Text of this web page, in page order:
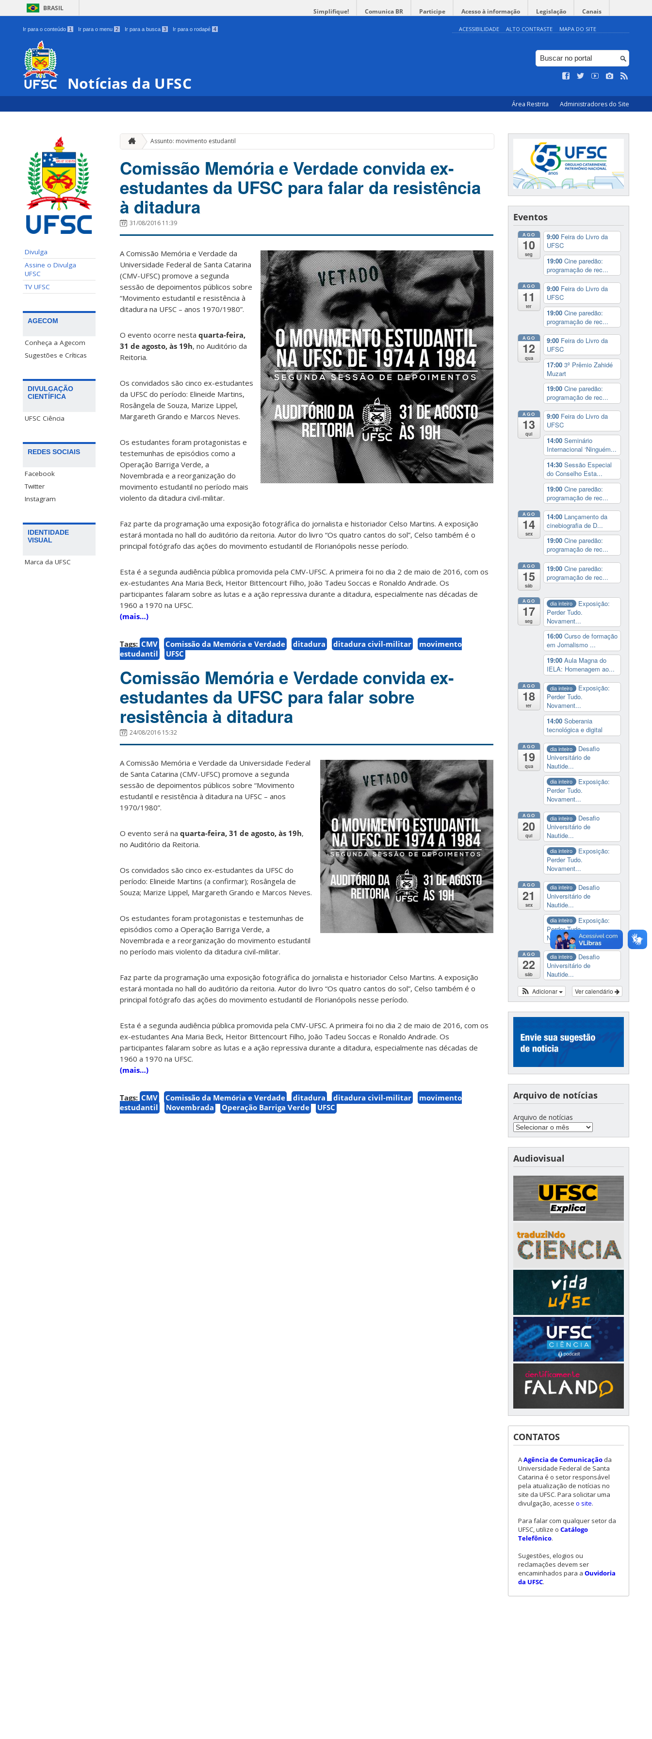
BRASIL Simplifique! Comunica BR Participe Acesso à informação Legislação Canais
Ir para o conteúdo 1 Ir para o menu 2 Ir para a busca 3 Ir para o rodapé 4 ACESSIBILIDADE ALTO CONTRASTE MAPA DO SITE
Notícias da UFSC
Área Restrita Administradores do Site
Divulga
Assine o Divulga
UFSC
TV UFSC
AGECOM
Conheça a Agecom
Sugestões e Críticas
DIVULGAÇÃO
CIENTÍFICA
UFSC Ciência
REDES SOCIAIS
Facebook
Twitter
Instagram
IDENTIDADE
VISUAL
Marca da UFSC
Assunto: movimento estudantil
Comissão Memória e Verdade convida ex-
estudantes da UFSC para falar da resistência
à ditadura
31/08/2016 11:39
A Comissão Memória e Verdade da
Universidade Federal de Santa Catarina
(CMV-UFSC) promove a segunda
sessão de depoimentos públicos sobre
“Movimento estudantil e resistência à
ditadura na UFSC – anos 1970/1980”.
O evento ocorre nesta quarta-feira,
31 de agosto, às 19h, no Auditório da
Reitoria.
Os convidados são cinco ex-estudantes
da UFSC do período: Elineide Martins,
Rosângela de Souza, Marize Lippel,
Margareth Grando e Marcos Neves.
Os estudantes foram protagonistas e
testemunhas de episódios como a
Operação Barriga Verde, a
Novembrada e a reorganização do
movimento estudantil no período mais
violento da ditadura civil-militar.
Faz parte da programação uma exposição fotográfica do jornalista e historiador Celso Martins. A exposição
estará montada no hall do auditório da reitoria. Autor do livro “Os quatro cantos do sol”, Celso também é o
principal fotógrafo das ações do movimento estudantil de Florianópolis nesse período.
Esta é a segunda audiência pública promovida pela CMV-UFSC. A primeira foi no dia 2 de maio de 2016, com os
ex-estudantes Ana Maria Beck, Heitor Bittencourt Filho, João Tadeu Soccas e Ronaldo Andrade. Os
participantes falaram sobre as lutas e a ação repressiva durante a ditadura, especialmente nas décadas de
1960 a 1970 na UFSC.
(mais…)
Tags: CMV Comissão da Memória e Verdade ditadura ditadura civil-militar
movimento
estudantil
UFSC
Comissão Memória e Verdade convida ex-
estudantes da UFSC para falar sobre
resistência à ditadura
24/08/2016 15:32
A Comissão Memória e Verdade da Universidade Federal
de Santa Catarina (CMV-UFSC) promove a segunda
sessão de depoimentos públicos sobre “Movimento
estudantil e resistência à ditadura na UFSC – anos
1970/1980”.
O evento será na quarta-feira, 31 de agosto, às 19h,
no Auditório da Reitoria.
Os convidados são cinco ex-estudantes da UFSC do
período: Elineide Martins (a confirmar); Rosângela de
Souza; Marize Lippel, Margareth Grando e Marcos Neves.
Os estudantes foram protagonistas e testemunhas de
episódios como a Operação Barriga Verde, a
Novembrada e a reorganização do movimento estudantil
no período mais violento da ditadura civil-militar.
Faz parte da programação uma exposição fotográfica do jornalista e historiador Celso Martins. A exposição
estará montada no hall do auditório da reitoria. Autor do livro “Os quatro cantos do sol”, Celso também é o
principal fotógrafo das ações do movimento estudantil de Florianópolis nesse período.
Esta é a segunda audiência pública promovida pela CMV-UFSC. A primeira foi no dia 2 de maio de 2016, com os
ex-estudantes Ana Maria Beck, Heitor Bittencourt Filho, João Tadeu Soccas e Ronaldo Andrade. Os
participantes falaram sobre as lutas e a ação repressiva durante a ditadura, especialmente nas décadas de
1960 a 1970 na UFSC.
(mais…)
Tags: CMV Comissão da Memória e Verdade ditadura ditadura civil-militar
movimento
estudantil
Novembrada Operação Barriga Verde UFSC
Eventos
AGO
10
seg
9:00 Feira do Livro da
UFSC
19:00 Cine paredão:
programação de rec...
AGO
11
ter
9:00 Feira do Livro da
UFSC
19:00 Cine paredão:
programação de rec...
AGO
12
qua
9:00 Feira do Livro da
UFSC
17:00 3º Prêmio Zahidé
Muzart
19:00 Cine paredão:
programação de rec...
AGO
13
qui
9:00 Feira do Livro da
UFSC
14:00 Seminário
Internacional ‘Ninguém...
14:30 Sessão Especial
do Conselho Esta...
19:00 Cine paredão:
programação de rec...
AGO
14
sex
14:00 Lançamento da
cinebiografia de D...
19:00 Cine paredão:
programação de rec...
AGO
15
sáb
19:00 Cine paredão:
programação de rec...
AGO
17
seg
dia inteiro
Exposição:
Perder Tudo.
Novament...
16:00 Curso de formação
em Jornalismo ...
19:00 Aula Magna do
IELA: Homenagem ao...
AGO
18
ter
dia inteiro
Exposição:
Perder Tudo.
Novament...
14:00 Soberania
tecnológica e digital
AGO
19
qua
dia inteiro
Desafio
Universitário de
Nautide...
dia inteiro
Exposição:
Perder Tudo.
Novament...
AGO
20
qui
dia inteiro
Desafio
Universitário de
Nautide...
dia inteiro
Exposição:
Perder Tudo.
Novament...
AGO
21
sex
dia inteiro
Desafio
Universitário de
Nautide...
dia inteiro
Exposição:
Perder Tudo.
Novament...
AGO
22
sáb
dia inteiro
Desafio
Universitário de
Nautide...
Ver calendário
Adicionar
Arquivo de notícias
Arquivo de notícias
Audiovisual
CONTATOS
AAgência de Comunicação da
Universidade Federal de Santa
Catarina é o setor responsável
pela atualização de notícias no
site da UFSC. Para solicitar uma
divulgação, acesse o site.
Para falar com qualquer setor da
UFSC, utilize o Catálogo
Telefônico.
Sugestões, elogios ou
reclamações devem ser
encaminhados para a Ouvidoria
da UFSC.